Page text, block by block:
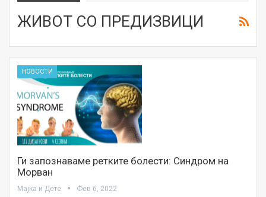
ЖИВОТ СО ПРЕДИЗВИЦИ
НОВОСТИ
Ги запознаваме ретките болести: Синдром на
Морван
Мајка и Дете Фев 6, 2022